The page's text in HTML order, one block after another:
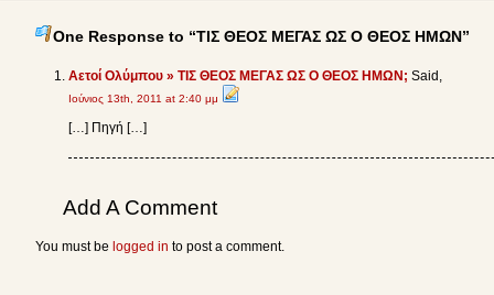
One Response to “ΤΙΣ ΘΕΟΣ ΜΕΓΑΣ ΩΣ Ο ΘΕΟΣ ΗΜΩΝ”
Αετοί Ολύμπου » ΤΙΣ ΘΕΟΣ ΜΕΓΑΣ ΩΣ Ο ΘΕΟΣ ΗΜΩΝ; Said,
Ιούνιος 13th, 2011 at 2:40 μμ
[…] Πηγή […]
Add A Comment
You must be logged in to post a comment.